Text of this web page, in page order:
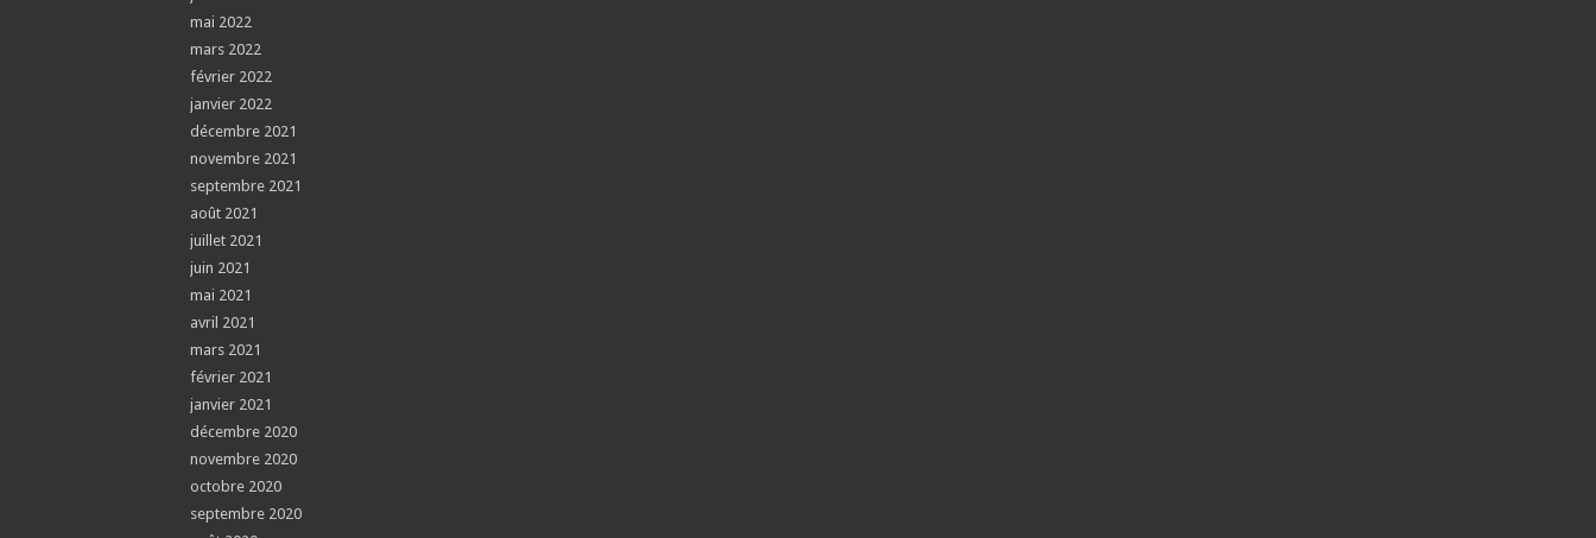
mai 2022
mars 2022
février 2022
janvier 2022
décembre 2021
novembre 2021
septembre 2021
août 2021
juillet 2021
juin 2021
mai 2021
avril 2021
mars 2021
février 2021
janvier 2021
décembre 2020
novembre 2020
octobre 2020
septembre 2020